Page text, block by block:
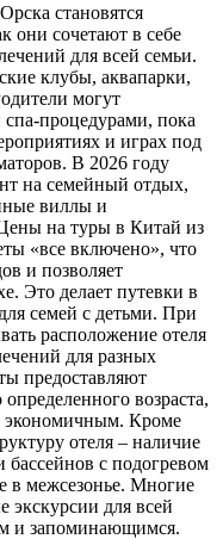
становятся
они сочетают в себе
для всей семьи.
клубы, аквапарки,
могут
процедурами, пока
и играх под
В 2026 году
на семейный отдых,
виллы и
на туры в Китай из
«все включено», что
и позволяет
Это делает путевки в
семей с детьми. При
расположение отеля
для разных
предоставляют
возраста,
экономичным. Кроме
отеля – наличие
с подогревом
в межсезонье. Многие
экскурсии для всей
и запоминающимся.